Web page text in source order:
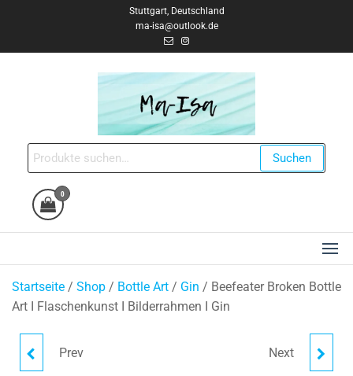
Stuttgart, Deutschland
ma-isa@outlook.de
Ma-Isa CreatesHandgemacht & Einzigartig
Suche
nach:
Suchen
0
Startseite / Shop / Bottle Art / Gin / Beefeater Broken Bottle
Art I Flaschenkunst I Bilderrahmen I Gin
ICHNUSA BROKEN
Prev BERLINER LUFT BROKEN
Next